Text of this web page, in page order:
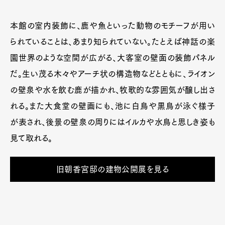
本館の室内装飾に、鹿や魚といった動物のモチーフが用い
られていることは、あまり知られていない。たとえば神話の楽
園世界のような空間が広がる、大客室の壁面の装飾パネル
だ。生い茂る木々やアーチ状の構造物などとともに、ライオン
の壁泉や水を飲む鹿が描かれ、牧歌的な雰囲気が醸し出さ
れる。また大食堂の壁画にも、池に白鳥や黒鳥が泳ぐ様子
が表され、後景の壁泉の周りにはイルカや水鳥と思しき姿も
見て取れる。
旧朝香宮邸の建物公開展を見る